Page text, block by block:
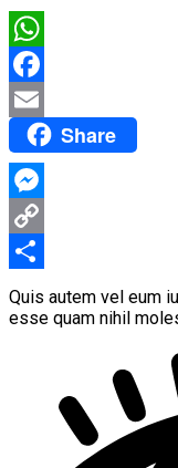
WhatsApp
Facebook
Email Share
Messenger
Copy
Link
Compartir
Quis autem vel eum
esse quam nihil